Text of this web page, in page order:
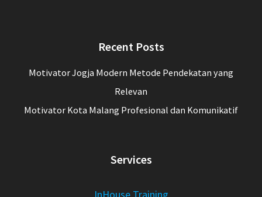
Recent Posts
Motivator Jogja Modern Metode Pendekatan yang
Relevan
Motivator Kota Malang Profesional dan Komunikatif
Services
InHouse Training